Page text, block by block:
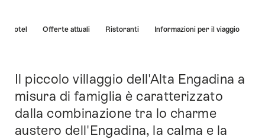
conducono
direttamente
ai
punti
di
Hotel Offerte attuali Ristoranti Informazioni per il viaggio
Introduzione
Il piccolo villaggio dell'Alta Engadina a
misura di famiglia è caratterizzato
dalla combinazione tra lo charme
austero dell'Engadina, la calma e la